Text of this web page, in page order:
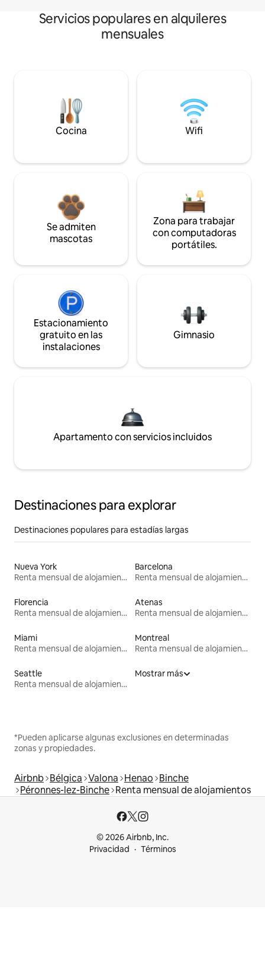
Servicios populares en alquileres
mensuales
Cocina Wifi
Se admiten
mascotas
Zona para trabajar
con computadoras
portátiles.
Estacionamiento
gratuito en las
instalaciones
Gimnasio
Apartamento con servicios incluidos
Destinaciones para explorar
Destinaciones populares para estadías largas
Nueva York
Renta mensual de alojamientos
Barcelona
Renta mensual de alojamientos
Florencia
Renta mensual de alojamientos
Atenas
Renta mensual de alojamientos
Miami
Renta mensual de alojamientos
Montreal
Renta mensual de alojamientos
Seattle
Renta mensual de alojamientos
Mostrar más
*Pueden aplicarse algunas exclusiones en determinadas
zonas y propiedades.
Airbnb Bélgica Valona Henao Binche
Péronnes-lez-Binche Renta mensual de alojamientos
© 2026 Airbnb, Inc.
Privacidad
Términos